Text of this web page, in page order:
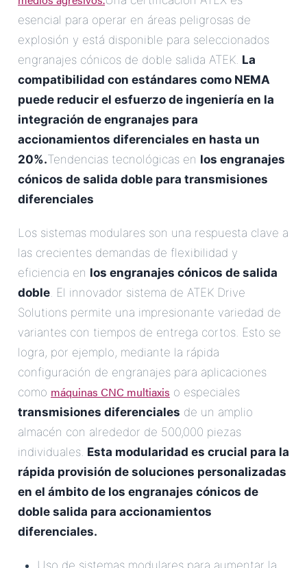
esencial para operar en áreas peligrosas de
explosión y está disponible para seleccionados
engranajes cónicos de doble salida ATEK. La
compatibilidad con estándares como NEMA
puede reducir el esfuerzo de ingeniería en la
integración de engranajes para
accionamientos diferenciales en hasta un
20%.Tendencias tecnológicas en los engranajes
cónicos de salida doble para transmisiones
diferenciales
Los sistemas modulares son una respuesta clave a
las crecientes demandas de flexibilidad y
eficiencia en los engranajes cónicos de salida
doble. El innovador sistema de ATEK Drive
Solutions permite una impresionante variedad de
variantes con tiempos de entrega cortos. Esto se
logra, por ejemplo, mediante la rápida
configuración de engranajes para aplicaciones
como máquinas CNC multiaxis o especiales
transmisiones diferenciales de un amplio
almacén con alrededor de 500,000 piezas
individuales. Esta modularidad es crucial para la
rápida provisión de soluciones personalizadas
en el ámbito de los engranajes cónicos de
doble salida para accionamientos
diferenciales.
Uso de sistemas modulares para aumentar la